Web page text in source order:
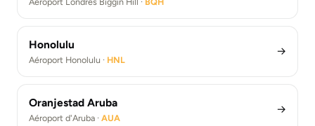
Honolulu
Aéroport Honolulu · HNL
→
Oranjestad Aruba
Aéroport d'Aruba · AUA
→